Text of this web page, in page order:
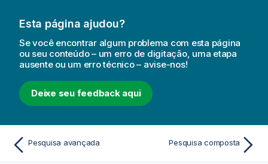
Esta página ajudou?
Se você encontrar algum problema com esta página
ou seu conteúdo – um erro de digitação, uma etapa
ausente ou um erro técnico – avise-nos!
Deixe seu feedback aqui
Pesquisa avançada Pesquisa composta